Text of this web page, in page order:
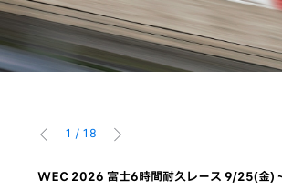
1 / 18
WEC 2026 富士6時間耐久レース 9/25(金)